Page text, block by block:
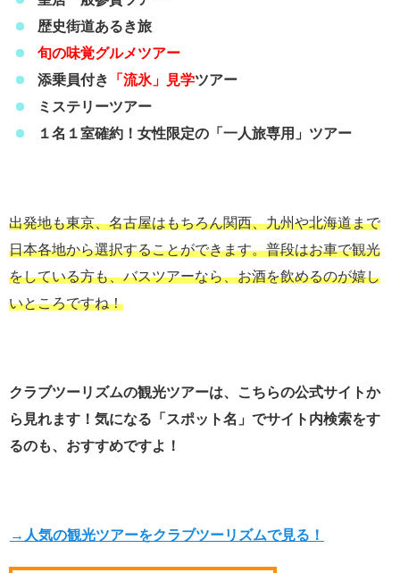
歴史街道あるき旅
旬の味覚グルメツアー
添乗員付き 「流氷」見学ツアー
ミステリーツアー
１名１室確約！女性限定の「一人旅専用」ツアー
出発地も東京、名古屋はもちろん関西、九州や北海道まで
日本各地から選択することができます。普段はお車で観光
をしている方も、バスツアーなら、お酒を飲めるのが嬉し
いところですね！
クラブツーリズムの観光ツアーは、こちらの公式サイトか
ら見れます！気になる「スポット名」でサイト内検索をす
るのも、おすすめですよ！
→人気の観光ツアーをクラブツーリズムで見る！